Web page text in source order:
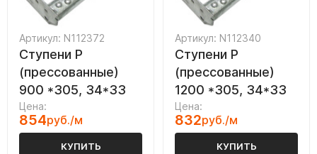
Артикул: N112372
Ступени P
(прессованные)
900 *305, 34*33
Цена:
854руб./м
КУПИТЬ
Артикул: N112340
Ступени P
(прессованные)
1200 *305, 34*33
Цена:
832руб./м
КУПИТЬ